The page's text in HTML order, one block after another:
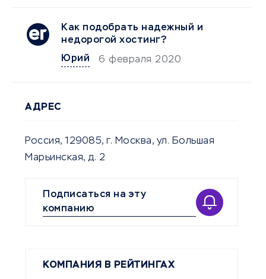
Как подобрать надежный и
недорогой хостинг?
Юрий
6 февраля 2020
АДРЕС
Россия, 129085, г. Москва, ул. Большая
Марьинская, д. 2
Подписаться на эту
компанию
КОМПАНИЯ В РЕЙТИНГАХ